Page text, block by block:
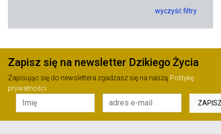
wyczyść filtry
Zapisz się na newsletter Dzikiego Życia
Zapisując się do newslettera zgadzasz się na naszą Politykę
prywatności